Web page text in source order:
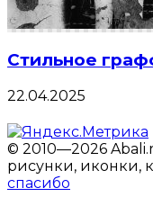
Стильное
22.04.2025
© 2010—2026
рисунки, иконки,
спасибо